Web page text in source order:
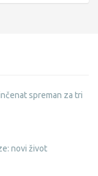
spreman za tri
novi život